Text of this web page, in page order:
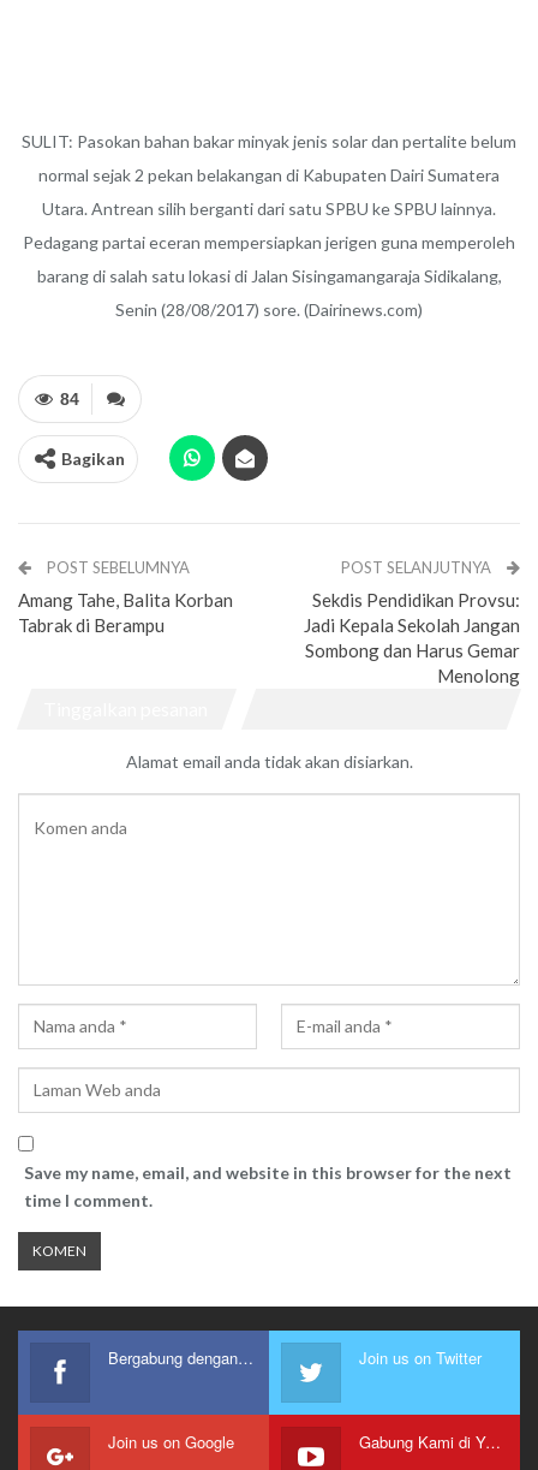
SULIT: Pasokan bahan bakar minyak jenis solar dan pertalite belum
normal sejak 2 pekan belakangan di Kabupaten Dairi Sumatera
Utara. Antrean silih berganti dari satu SPBU ke SPBU lainnya.
Pedagang partai eceran mempersiapkan jerigen guna memperoleh
barang di salah satu lokasi di Jalan Sisingamangaraja Sidikalang,
Senin (28/08/2017) sore. (Dairinews.com)
84
Bagikan
POST SEBELUMNYA
Amang Tahe, Balita Korban
Tabrak di Berampu
POST SELANJUTNYA
Sekdis Pendidikan Provsu:
Jadi Kepala Sekolah Jangan
Sombong dan Harus Gemar
Menolong
Alamat email anda tidak akan disiarkan.
Save my name, email, and website in this browser for the next
time I comment.
Bergabung dengan kami Join us on Twitter
Join us on Google Gabung Kami di Youtube